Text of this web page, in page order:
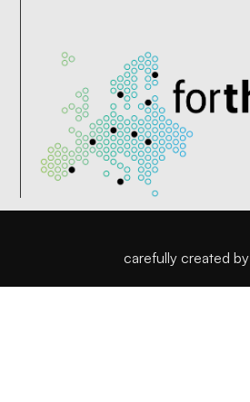
carefully created by